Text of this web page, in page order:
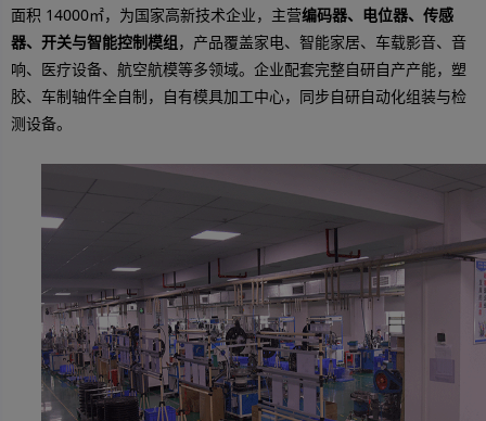
面积 14000㎡，为国家高新技术企业，主营编码器、电位器、传感
器、开关与智能控制模组，产品覆盖家电、智能家居、车载影音、音
响、医疗设备、航空航模等多领域。企业配套完整自研自产产能，塑
胶、车制轴件全自制，自有模具加工中心，同步自研自动化组装与检
测设备。